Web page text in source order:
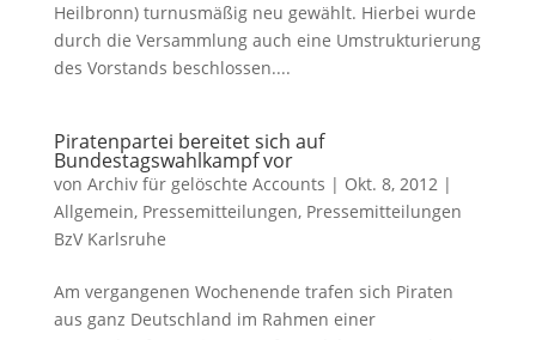
Heilbronn) turnusmäßig neu gewählt. Hierbei wurde
durch die Versammlung auch eine Umstrukturierung
des Vorstands beschlossen....
Piratenpartei bereitet sich auf
Bundestagswahlkampf vor
von Archiv für gelöschte Accounts | Okt. 8, 2012|
Allgemein, Pressemitteilungen, Pressemitteilungen
BzV Karlsruhe
Am vergangenen Wochenende trafen sich Piraten
aus ganz Deutschland im Rahmen einer